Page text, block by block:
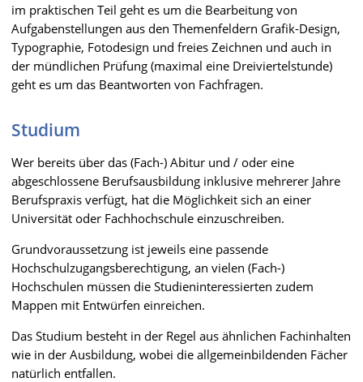
im praktischen Teil geht es um die Bearbeitung von
Aufgabenstellungen aus den Themenfeldern Grafik-Design,
Typographie, Fotodesign und freies Zeichnen und auch in
der mündlichen Prüfung (maximal eine Dreiviertelstunde)
geht es um das Beantworten von Fachfragen.
Studium
Wer bereits über das (Fach-) Abitur und / oder eine
abgeschlossene Berufsausbildung inklusive mehrerer Jahre
Berufspraxis verfügt, hat die Möglichkeit sich an einer
Universität oder Fachhochschule einzuschreiben.
Grundvoraussetzung ist jeweils eine passende
Hochschulzugangsberechtigung, an vielen (Fach-)
Hochschulen müssen die Studieninteressierten zudem
Mappen mit Entwürfen einreichen.
Das Studium besteht in der Regel aus ähnlichen Fachinhalten
wie in der Ausbildung, wobei die allgemeinbildenden Fächer
natürlich entfallen.